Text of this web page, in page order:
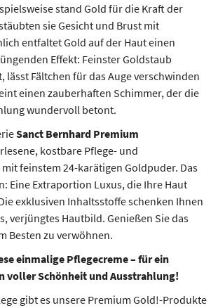
stand Gold für die Kraft der
sie Gesicht und Brust mit
entfaltet Gold auf der Haut einen
Effekt: Feinster Goldstaub
lässt Fältchen für das Auge verschwinden
einen zauberhaften Schimmer, der die
wundervoll betont.
Sanct Bernhard Premium
kostbare Pflege- und
feinstem 24-karätigen Goldpuder. Das
Eine Extraportion Luxus, die Ihre Haut
exklusiven Inhaltsstoffe schenken Ihnen
verjüngtes Hautbild. Genießen Sie das
Besten zu verwöhnen.
einmalige Pflegecreme – für ein
voller Schönheit und Ausstrahlung!
gibt es unsere Premium Gold!-Produkte